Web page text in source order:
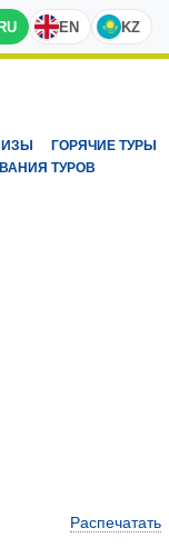
EN KZ
ГОРЯЧИЕ ТУРЫ
ТУРОВ
Распечатать